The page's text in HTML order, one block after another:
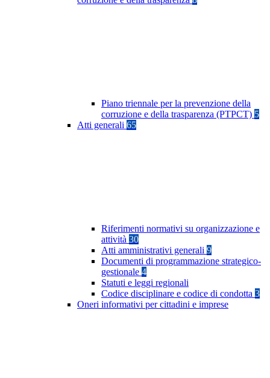
Piano triennale per la prevenzione della
corruzione e della trasparenza (PTPCT) 5
Atti generali 65
Riferimenti normativi su organizzazione e
attività 30
Atti amministrativi generali 9
Documenti di programmazione strategico-
gestionale 4
Statuti e leggi regionali
Codice disciplinare e codice di condotta 3
Oneri informativi per cittadini e imprese